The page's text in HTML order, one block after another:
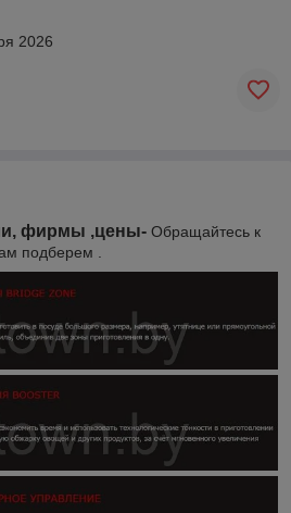
2026
фирмы ,цены- Обращайтесь к
подберем .